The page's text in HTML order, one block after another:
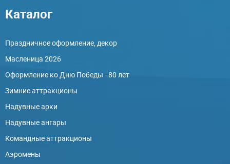
Каталог
Праздничное оформление, декор
Масленица 2026
Оформление ко Дню Победы - 80 лет
Зимние аттракционы
Надувные арки
Надувные ангары
Командные аттракционы
Аэромены